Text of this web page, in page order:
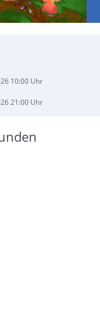
10:00 Uhr
21:00 Uhr